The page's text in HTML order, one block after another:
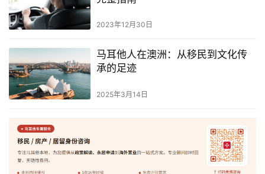
2023年12月30日
马耳他人在澳洲：从移民到文化传
承的足迹
2025年3月14日